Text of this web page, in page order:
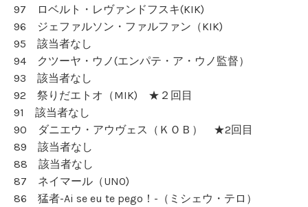
97 ロベルト・レヴァンドフスキ(KIK)
96 ジェファルソン・ファルファン（KIK)
95 該当者なし
94 クツーヤ・ウノ(エンパテ・ア・ウノ監督）
93 該当者なし
92 祭りだエトオ（MIK) ★２回目
91 該当者なし
90 ダニエウ・アウヴェス（ＫＯＢ） ★2回目
89 該当者なし
88 該当者なし
87 ネイマール（UNO)
86 猛者-Ai se eu te pego！-（ミシェウ・テロ）